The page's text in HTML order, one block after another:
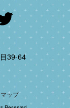
39-64
ップ